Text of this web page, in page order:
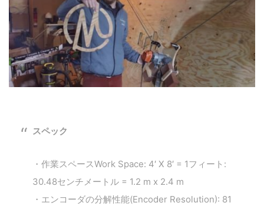
スペック
・作業スペースWork Space: 4′ X 8′ = 1フィート:
30.48センチメートル = 1.2 m x 2.4 m
・エンコーダの分解性能(Encoder Resolution): 81